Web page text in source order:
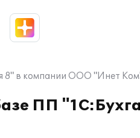
8" в компании ООО "Инет
ПП